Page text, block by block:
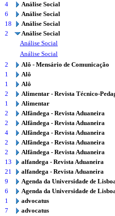
4
Análise Social
6
Análise Social
18
Análise Social
2
Análise Social
Análise Social
Análise Social
2
Alô - Mensário de Comunicação
1
Alô
1
Alô
2
Alimentar - Revista Técnico-
1
Alimentar
2
Alfândega - Revista Aduaneira
2
Alfândega - Revista Aduaneira
4
Alfândega - Revista Aduaneira
2
Alfândega - Revista Aduaneira
2
Alfândega - Revista Aduaneira
13
alfandega - Revista Aduaneira
21
alfandega - Revista Aduaneira
9
Agenda da Universidade de
6
Agenda da Universidade de
1
advocatus
7
advocatus